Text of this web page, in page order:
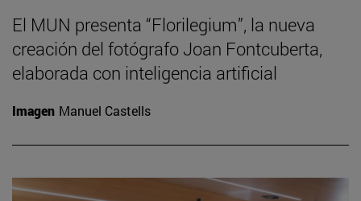
El MUN presenta “Florilegium”, la nueva
creación del fotógrafo Joan Fontcuberta,
elaborada con inteligencia artificial
Imagen Manuel Castells